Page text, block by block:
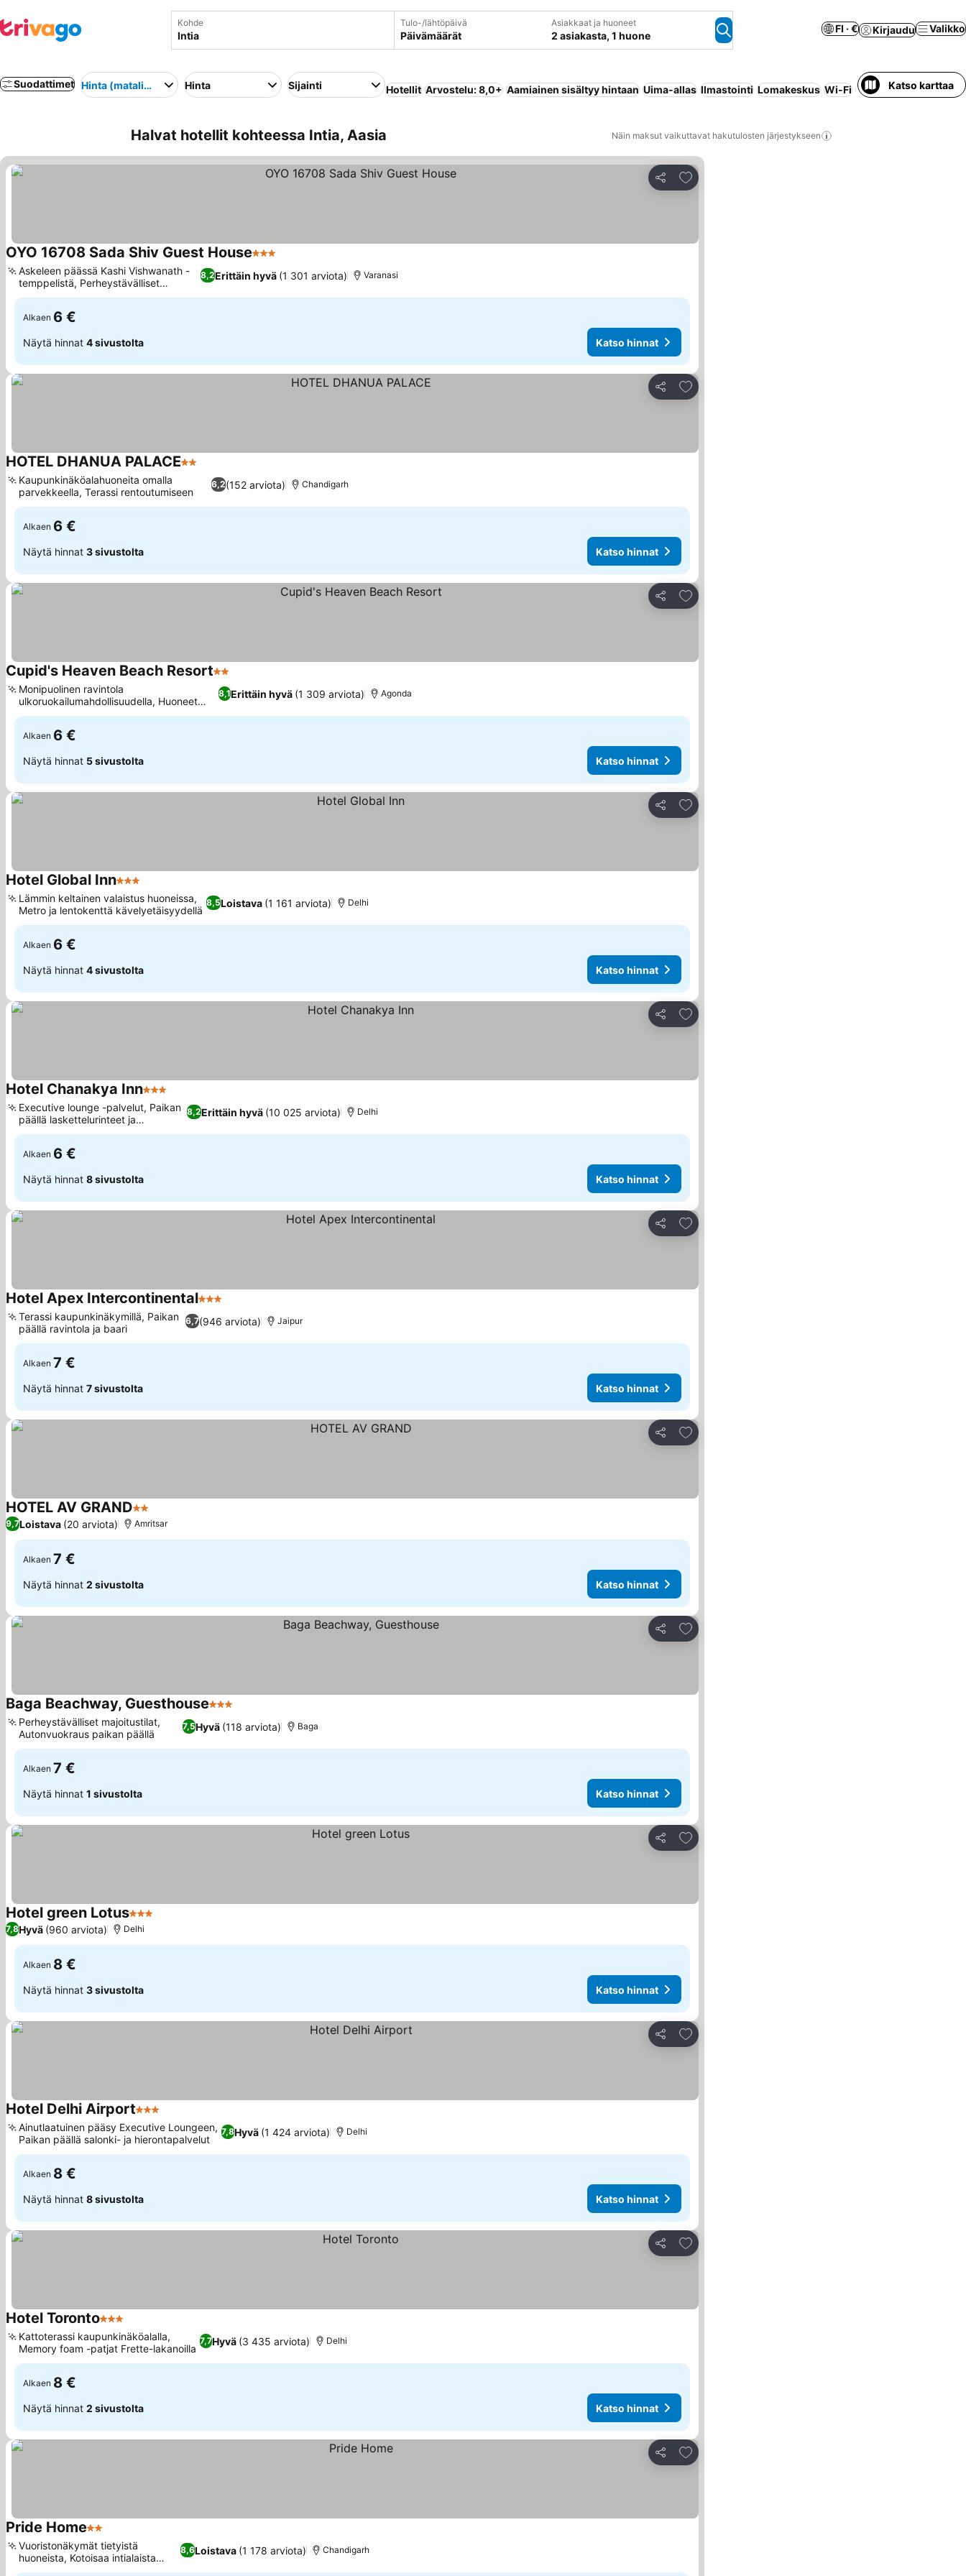
Kohde Tulo-/lähtöpäivä
Päivämäärät
Asiakkaat ja huoneet
2 asiakasta, 1 huone
FI · € Kirjaudu Valikko
Suodattimet Hinta (matalimmasta korkeimpaan)
Hinta Sijainti Hotellit Arvostelu: 8,0+ Aamiainen sisältyy hintaan Uima-allas Ilmastointi Lomakeskus Wi-Fi Puolihoito Ranta
Katso karttaa
Halvat hotellit kohteessa Intia, Aasia Näin maksut vaikuttavat hakutulosten järjestykseen
Jaa
Lisää suosikkeihin
OYO 16708 Sada Shiv Guest House3 Tähtiluokitus
8,2Erittäin hyvä (1 301 arviota)
Askeleen päässä Kashi Vishwanath -
temppelistä, Perheystävälliset
majoitustilat
Varanasi
Alkaen 6 €
Näytä hinnat 4 sivustolta Katso hinnat
Jaa
Lisää suosikkeihin
HOTEL DHANUA PALACE2 Tähtiluokitus
6,2(152 arviota)
Kaupunkinäköalahuoneita omalla
parvekkeella, Terassi rentoutumiseen
Chandigarh
Alkaen 6 €
Näytä hinnat 3 sivustolta Katso hinnat
Jaa
Lisää suosikkeihin
Cupid's Heaven Beach Resort2 Tähtiluokitus
8,1Erittäin hyvä (1 309 arviota)
Monipuolinen ravintola
ulkoruokailumahdollisuudella, Huoneet
merinäköalalla ja parvekkeilla
Agonda
Alkaen 6 €
Näytä hinnat 5 sivustolta Katso hinnat
Jaa
Lisää suosikkeihin
Hotel Global Inn3 Tähtiluokitus
8,5Loistava (1 161 arviota)
Lämmin keltainen valaistus huoneissa,
Metro ja lentokenttä kävelyetäisyydellä
Delhi
Alkaen 6 €
Näytä hinnat 4 sivustolta Katso hinnat
Jaa
Lisää suosikkeihin
Hotel Chanakya Inn3 Tähtiluokitus
8,2Erittäin hyvä (10 025 arviota)
Executive lounge -palvelut, Paikan
päällä laskettelurinteet ja
vuokraamo
Delhi
Alkaen 6 €
Näytä hinnat 8 sivustolta Katso hinnat
Jaa
Lisää suosikkeihin
Hotel Apex Intercontinental3 Tähtiluokitus
6,7(946 arviota)
Terassi kaupunkinäkymillä, Paikan
päällä ravintola ja baari
Jaipur
Alkaen 7 €
Näytä hinnat 7 sivustolta Katso hinnat
Jaa
Lisää suosikkeihin
HOTEL AV GRAND2 Tähtiluokitus
9,7Loistava (20 arviota) Amritsar
Alkaen 7 €
Näytä hinnat 2 sivustolta Katso hinnat
Jaa
Lisää suosikkeihin
Baga Beachway, Guesthouse3 Tähtiluokitus
7,5Hyvä (118 arviota)
Perheystävälliset majoitustilat,
Autonvuokraus paikan päällä
Baga
Alkaen 7 €
Näytä hinnat 1 sivustolta Katso hinnat
Jaa
Lisää suosikkeihin
Hotel green Lotus3 Tähtiluokitus
7,8Hyvä (960 arviota) Delhi
Alkaen 8 €
Näytä hinnat 3 sivustolta Katso hinnat
Jaa
Lisää suosikkeihin
Hotel Delhi Airport3 Tähtiluokitus
7,8Hyvä (1 424 arviota)
Ainutlaatuinen pääsy Executive Loungeen,
Paikan päällä salonki- ja hierontapalvelut
Delhi
Alkaen 8 €
Näytä hinnat 8 sivustolta Katso hinnat
Jaa
Lisää suosikkeihin
Hotel Toronto3 Tähtiluokitus
7,7Hyvä (3 435 arviota)
Kattoterassi kaupunkinäköalalla,
Memory foam -patjat Frette-lakanoilla
Delhi
Alkaen 8 €
Näytä hinnat 2 sivustolta Katso hinnat
Jaa
Lisää suosikkeihin
Pride Home2 Tähtiluokitus
8,6Loistava (1 178 arviota)
Vuoristonäkymät tietyistä
huoneista, Kotoisaa intialaista
ruokaa
Chandigarh